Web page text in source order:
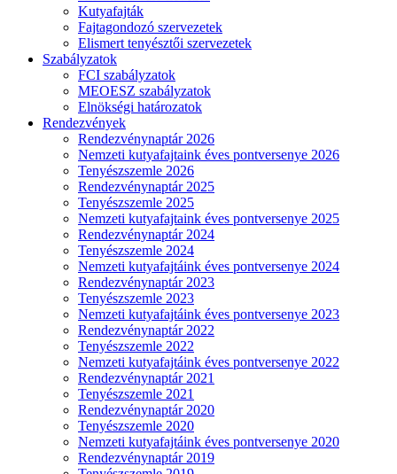
Kutyafajták
Fajtagondozó szervezetek
Elismert tenyésztői szervezetek
Szabályzatok
FCI szabályzatok
MEOESZ szabályzatok
Elnökségi határozatok
Rendezvények
Rendezvénynaptár 2026
Nemzeti kutyafajtaink éves pontversenye 2026
Tenyészszemle 2026
Rendezvénynaptár 2025
Tenyészszemle 2025
Nemzeti kutyafajtaink éves pontversenye 2025
Rendezvénynaptár 2024
Tenyészszemle 2024
Nemzeti kutyafajtáink éves pontversenye 2024
Rendezvénynaptár 2023
Tenyészszemle 2023
Nemzeti kutyafajtáink éves pontversenye 2023
Rendezvénynaptár 2022
Tenyészszemle 2022
Nemzeti kutyafajtáink éves pontversenye 2022
Rendezvénynaptár 2021
Tenyészszemle 2021
Rendezvénynaptár 2020
Tenyészszemle 2020
Nemzeti kutyafajtáink éves pontversenye 2020
Rendezvénynaptár 2019